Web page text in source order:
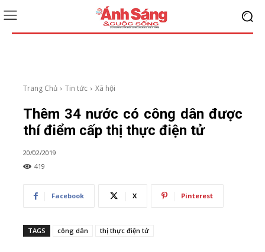
Trang Chủ Tin tức Xã hội
Thêm 34 nước có công dân được
thí điểm cấp thị thực điện tử
20/02/2019
419
Facebook X Pinterest
TAGS công dân thị thực điện tử